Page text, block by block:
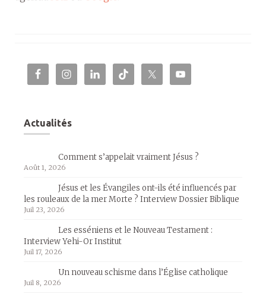
Actualités
Comment s’appelait vraiment Jésus ?
Août 1, 2026
Jésus et les Évangiles ont-ils été influencés par
les rouleaux de la mer Morte ? Interview Dossier Biblique
Juil 23, 2026
Les esséniens et le Nouveau Testament :
Interview Yehi-Or Institut
Juil 17, 2026
Un nouveau schisme dans l’Église catholique
Juil 8, 2026